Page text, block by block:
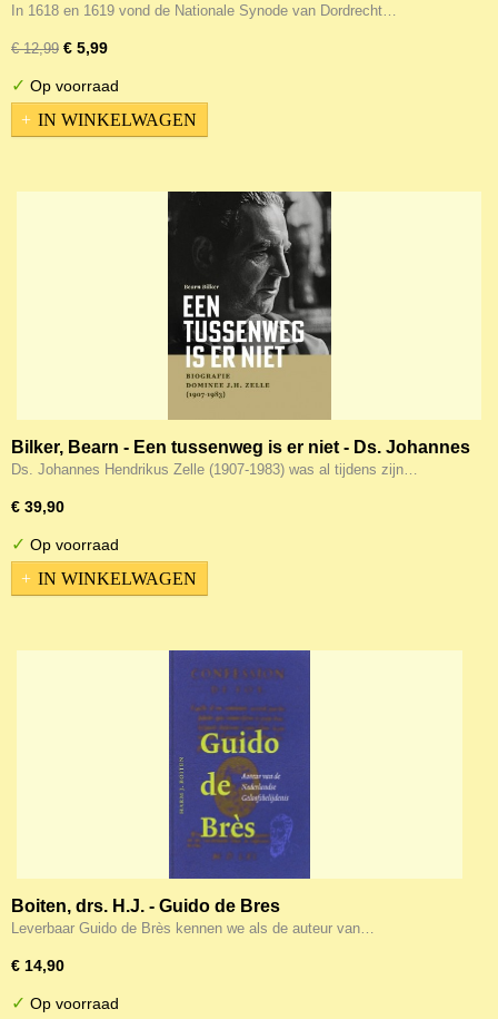
Eere-zuil
In 1618 en 1619 vond de Nationale Synode van Dordrecht…
€ 12,99 € 5,99
✓ Op voorraad
IN WINKELWAGEN
Bilker, Bearn - Een tussenweg is er niet - Ds. Johannes
Hendrikus Zelle (1907-1983)
Ds. Johannes Hendrikus Zelle (1907-1983) was al tijdens zijn…
€ 39,90
✓ Op voorraad
IN WINKELWAGEN
Boiten, drs. H.J. - Guido de Bres
Leverbaar Guido de Brès kennen we als de auteur van…
€ 14,90
✓ Op voorraad